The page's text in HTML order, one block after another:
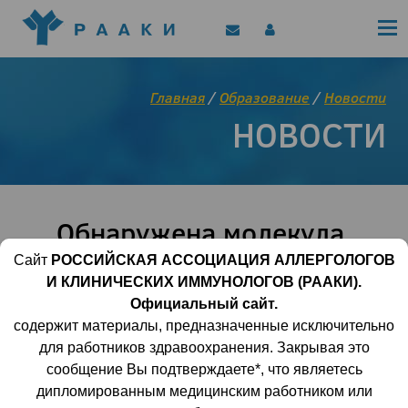
Клинические рекомендации
Позиционные документы
EAACI/РААКИ (статьи)
Цифровой канал
Главная/Образование /Новости
НОВОСТИ
Обнаружена молекула,
ограничивающая
опухолевый рост в
поджелудочной железе
26 июля 2023 | 08:27:43 1739 0
Сайт РОССИЙСКАЯ АССОЦИАЦИЯ АЛЛЕРГОЛОГОВ
И КЛИНИЧЕСКИХ ИММУНОЛОГОВ (РААКИ).
Официальный сайт.
содержит материалы, предназначенные исключительно
для работников здравоохранения. Закрывая это
сообщение Вы подтверждаете*, что являетесь
дипломированным медицинским работником или